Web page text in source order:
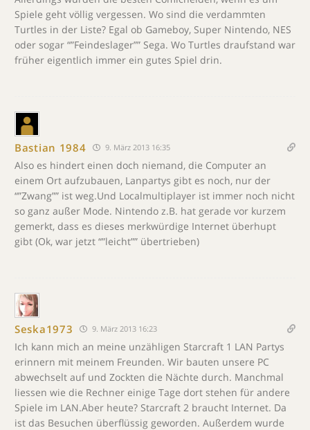
Spiele geht völlig vergessen. Wo sind die verdammten
Turtles in der Liste? Egal ob Gameboy, Super Nintendo, NES
oder sogar “”Feindeslager”” Sega. Wo Turtles draufstand war
früher eigentlich immer ein gutes Spiel drin.
Bastian 1984 9. März 2013 16:35
Also es hindert einen doch niemand, die Computer an
einem Ort aufzubauen, Lanpartys gibt es noch, nur der
“”Zwang”” ist weg.Und Localmultiplayer ist immer noch nicht
so ganz außer Mode. Nintendo z.B. hat gerade vor kurzem
gemerkt, dass es dieses merkwürdige Internet überhupt
gibt (Ok, war jetzt “”leicht”” übertrieben)
Seska1973 9. März 2013 16:23
Ich kann mich an meine unzähligen Starcraft 1 LAN Partys
erinnern mit meinem Freunden. Wir bauten unsere PC
abwechselt auf und Zockten die Nächte durch. Manchmal
liessen wie die Rechner einige Tage dort stehen für andere
Spiele im LAN.Aber heute? Starcraft 2 braucht Internet. Da
ist das Besuchen überflüssig geworden. Außerdem wurde